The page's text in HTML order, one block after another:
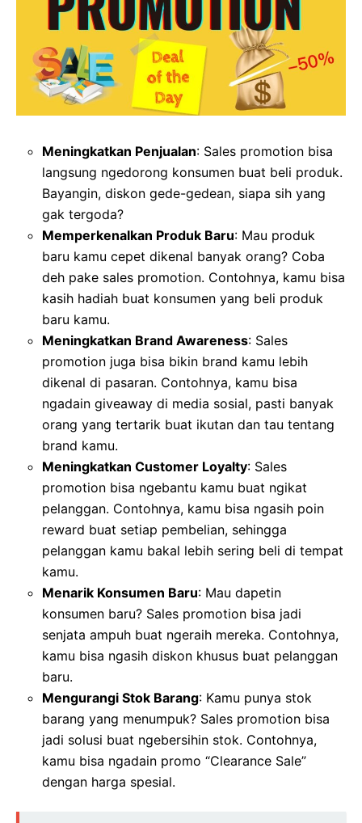
Meningkatkan Penjualan: Sales promotion bisa
langsung ngedorong konsumen buat beli produk.
Bayangin, diskon gede-gedean, siapa sih yang
gak tergoda?
Memperkenalkan Produk Baru: Mau produk
baru kamu cepet dikenal banyak orang? Coba
deh pake sales promotion. Contohnya, kamu bisa
kasih hadiah buat konsumen yang beli produk
baru kamu.
Meningkatkan Brand Awareness: Sales
promotion juga bisa bikin brand kamu lebih
dikenal di pasaran. Contohnya, kamu bisa
ngadain giveaway di media sosial, pasti banyak
orang yang tertarik buat ikutan dan tau tentang
brand kamu.
Meningkatkan Customer Loyalty: Sales
promotion bisa ngebantu kamu buat ngikat
pelanggan. Contohnya, kamu bisa ngasih poin
reward buat setiap pembelian, sehingga
pelanggan kamu bakal lebih sering beli di tempat
kamu.
Menarik Konsumen Baru: Mau dapetin
konsumen baru? Sales promotion bisa jadi
senjata ampuh buat ngeraih mereka. Contohnya,
kamu bisa ngasih diskon khusus buat pelanggan
baru.
Mengurangi Stok Barang: Kamu punya stok
barang yang menumpuk? Sales promotion bisa
jadi solusi buat ngebersihin stok. Contohnya,
kamu bisa ngadain promo “Clearance Sale”
dengan harga spesial.